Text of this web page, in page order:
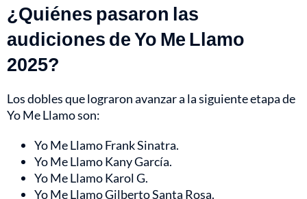
¿Quiénes pasaron las
audiciones de Yo Me Llamo
2025?
Los dobles que lograron avanzar a la siguiente etapa de
Yo Me Llamo son:
Yo Me Llamo Frank Sinatra.
Yo Me Llamo Kany García.
Yo Me Llamo Karol G.
Yo Me Llamo Gilberto Santa Rosa.